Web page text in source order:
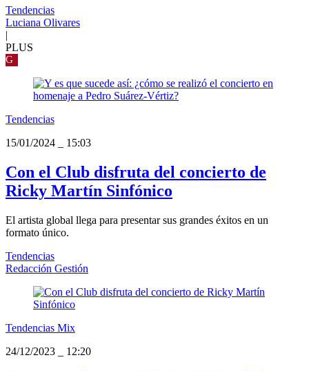
Tendencias
Luciana Olivares
|
PLUS
G
Tendencias
15/01/2024
15:03
Con el Club disfruta del concierto de
Ricky Martín Sinfónico
El artista global llega para presentar sus grandes éxitos en un
formato único.
Tendencias
Redacción Gestión
Tendencias Mix
24/12/2023
12:20